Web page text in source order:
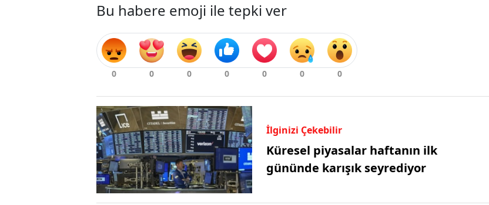
Bu habere emoji ile tepki ver
İlginizi Çekebilir
Küresel piyasalar haftanın ilk
gününde karışık seyrediyor